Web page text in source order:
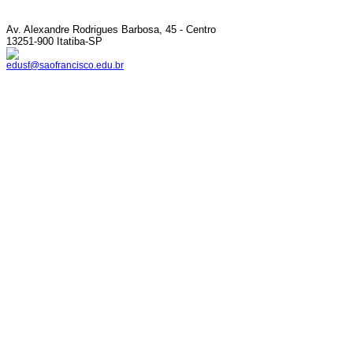
Av. Alexandre Rodrigues Barbosa, 45 - Centro
13251-900 Itatiba-SP
edusf@saofrancisco.edu.br